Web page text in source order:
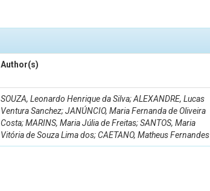
Author(s)
SOUZA, Leonardo Henrique da Silva; ALEXANDRE, Lucas
Ventura Sanchez; JANÚNCIO, Maria Fernanda de Oliveira
Costa; MARINS, Maria Júlia de Freitas; SANTOS, Maria
Vitória de Souza Lima dos; CAETANO, Matheus Fernandes